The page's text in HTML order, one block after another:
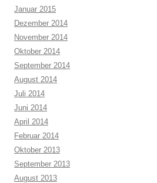
Januar 2015
Dezember 2014
November 2014
Oktober 2014
September 2014
August 2014
Juli 2014
Juni 2014
April 2014
Februar 2014
Oktober 2013
September 2013
August 2013